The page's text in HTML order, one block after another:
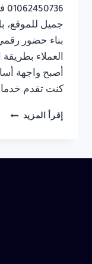
جميل
بناء حضور
العملاء بطريقة
أصبح واجهة
كنت تقدم
إقرأ المزيد شركة